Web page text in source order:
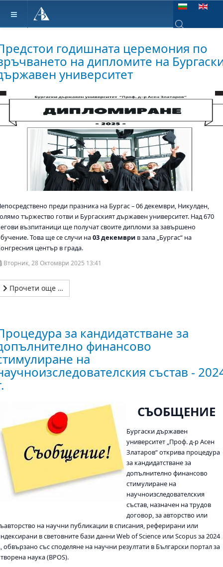
Изберете език
годишната церемония по
на дипломите на
университет
преди празника на Бургас – 06 декември, Никулден,
тържество готви и Бургаският държавен университет. Над 670
възпитаници ще получат своите дипломи за завършено
Това ще се случи на03 декември в зала „Бургас“ на
център в града.
Вторник, 28 Октомври 2025 13:41
Прочети още …
за кандидатстване за
финансово
на
състав -
СЪОБЩЕНИЕ
Бургаски държавен
университет „Проф. д-р Асен
Златаров“ открива процедура
за кандидатстване за
допълнително финансово
стимулиране на
научноизследователския
състав, назначен на трудов
договор, за авторство или
на научни публикации в списания, реферирани или
в световните бази данни Web of Science или Scopus за 2024
обвързано със споделяне на научни резултати в Български портал за
наука (BPOS).